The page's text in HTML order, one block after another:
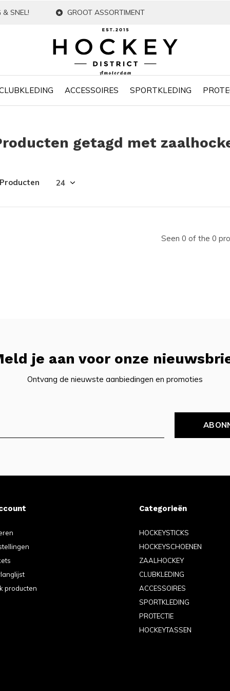
ACCESSOIRES SPORTKLEDING
& SNEL! GROOT ASSORTIMENT
getagd met
Seen 0 of the 0
je aan voor onze
Ontvang de nieuwste aanbiedingen en promoties
producten
Categorieën
HOCKEYSTICKS
HOCKEYSCHOENEN
ZAALHOCKEY
CLUBKLEDING
ACCESSOIRES
SPORTKLEDING
PROTECTIE
HOCKEYTASSEN